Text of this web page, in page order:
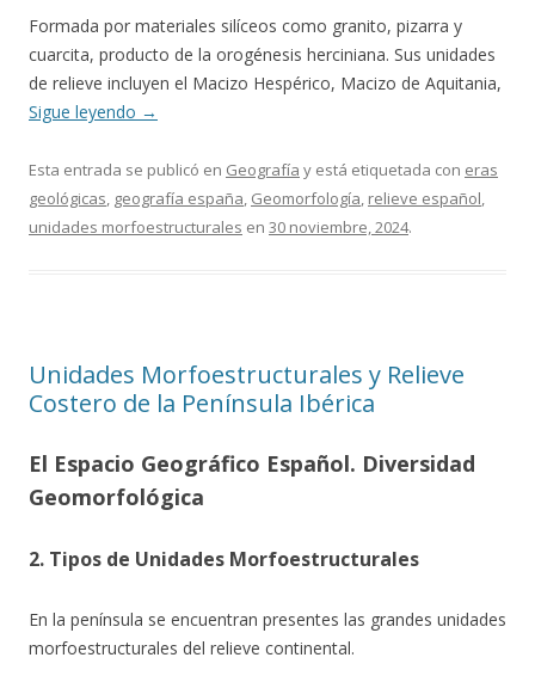
Formada por materiales silíceos como granito, pizarra y
cuarcita, producto de la orogénesis herciniana. Sus unidades
de relieve incluyen el Macizo Hespérico, Macizo de Aquitania,
Sigue leyendo →
Esta entrada se publicó en Geografía y está etiquetada con eras
geológicas, geografía españa, Geomorfología, relieve español,
unidades morfoestructurales en 30 noviembre, 2024.
Unidades Morfoestructurales y Relieve
Costero de la Península Ibérica
El Espacio Geográfico Español. Diversidad
Geomorfológica
2. Tipos de Unidades Morfoestructurales
En la península se encuentran presentes las grandes unidades
morfoestructurales del relieve continental.